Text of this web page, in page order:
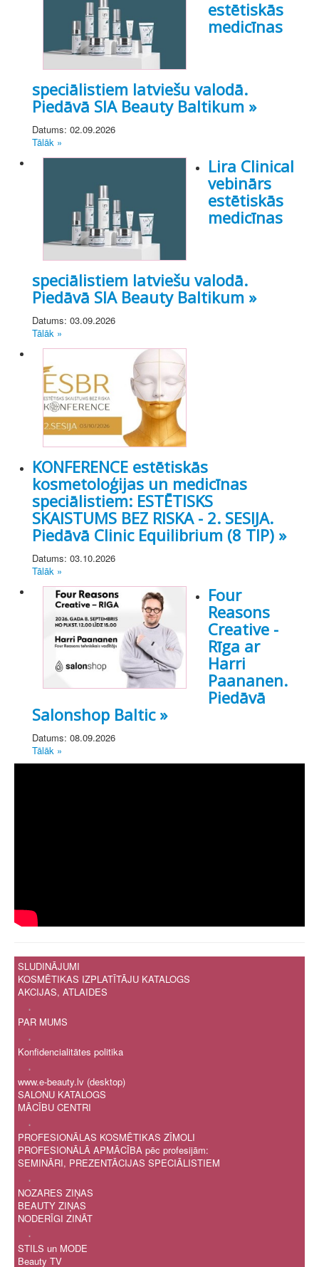
estētiskās
medicīnas
speciālistiem latviešu valodā.
Piedāvā SIA Beauty Baltikum »
Datums: 02.09.2026
Tālāk »
Lira Clinical
vebinārs
estētiskās
medicīnas
speciālistiem latviešu valodā.
Piedāvā SIA Beauty Baltikum »
Datums: 03.09.2026
Tālāk »
KONFERENCE estētiskās
kosmetoloģijas un medicīnas
speciālistiem: ESTĒTISKS
SKAISTUMS BEZ RISKA - 2. SESIJA.
Piedāvā Clinic Equilibrium (8 TIP) »
Datums: 03.10.2026
Tālāk »
Four
Reasons
Creative -
Rīga ar
Harri
Paananen.
Piedāvā
Salonshop Baltic »
Datums: 08.09.2026
Tālāk »
SLUDINĀJUMI
KOSMĒTIKAS IZPLATĪTĀJU KATALOGS
AKCIJAS, ATLAIDES
.
PAR MUMS
.
Konfidencialitātes politika
.
www.e-beauty.lv (desktop)
SALONU KATALOGS
MĀCĪBU CENTRI
.
PROFESIONĀLAS KOSMĒTIKAS ZĪMOLI
PROFESIONĀLĀ APMĀCĪBA pēc profesijām:
SEMINĀRI, PREZENTĀCIJAS SPECIĀLISTIEM
.
NOZARES ZIŅAS
BEAUTY ZIŅAS
NODERĪGI ZINĀT
.
STILS un MODE
Beauty TV